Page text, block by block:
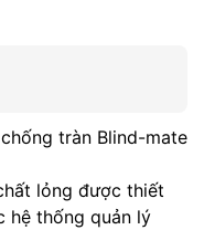
tràn Blind-mate
lỏng được thiết
hệ thống quản lý